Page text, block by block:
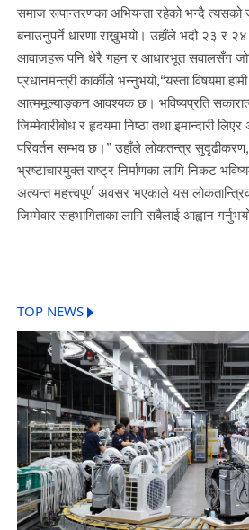
समाज रूपान्तरणका अभियन्ता रहेको भन्दै
बनाउनुपर्ने धारणा राख्नुभयो। उहाँले भदौ २३ र
आवाजहरू पनि धेरै गहन र आधारभूत सवालसँग
प्रधानमन्त्री कार्कीले भन्नुभयो,“यस्ता विषयमा
आत्ममूल्याङ्कन आवश्यक छ। भविष्यप्रति
जिम्मेवारीबोध र हृदयमा निष्ठा तथा इमान्दारी
परिवर्तन सम्भव छ।” उहाँले लोकतन्त्र
भ्रष्टाचारमुक्त राष्ट्र निर्माणका लागि निकट
अत्यन्त महत्त्वपूर्ण अवसर भएकाले यस
जिम्मेवार सहभागिताका लागि सबैलाई आह्वान
TOP NEWS